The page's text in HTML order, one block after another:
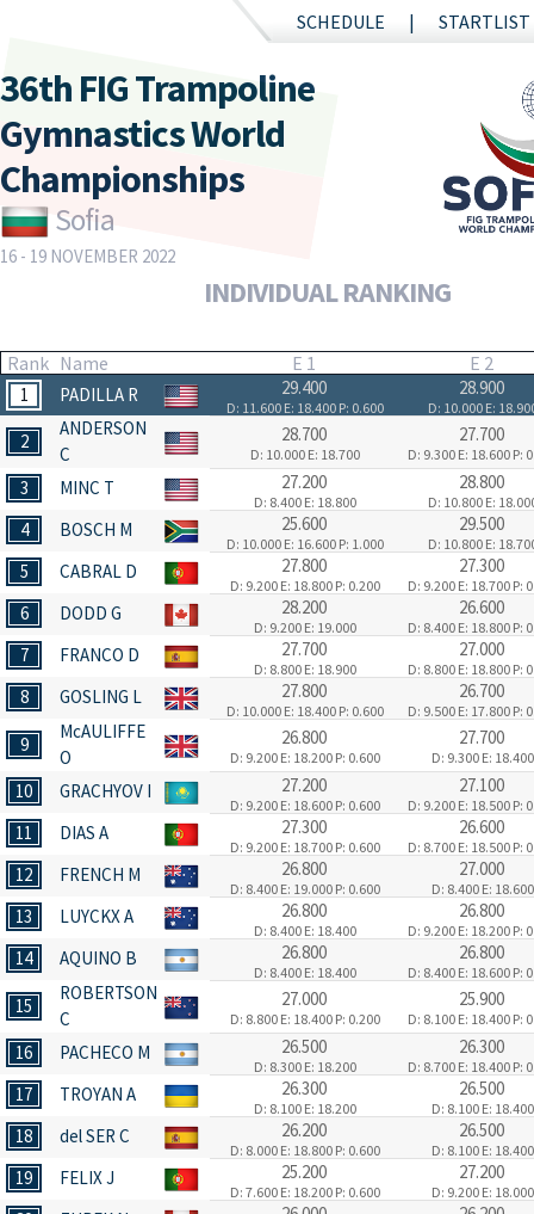
SCHEDULE STARTLIST
36th FIG Trampoline
Gymnastics World
Championships
Sofia
16 - 19 NOVEMBER 2022
INDIVIDUAL RANKING
Rank Name E 1 E 2
1 PADILLA R 29.400
D: 11.600 E: 18.400 P: 0.600
28.900
D: 10.000 E:
2
ANDERSON
C
28.700
D: 10.000 E: 18.700
27.700
D: 9.300 E: 18.600 P:
3 MINC T 27.200
D: 8.400 E: 18.800
28.800
D: 10.800 E:
4 BOSCH M 25.600
D: 10.000 E: 16.600 P: 1.000
29.500
D: 10.800 E:
5 CABRAL D 27.800
D: 9.200 E: 18.800 P: 0.200
27.300
D: 9.200 E: 18.700 P:
6 DODD G 28.200
D: 9.200 E: 19.000
26.600
D: 8.400 E: 18.800 P:
7 FRANCO D 27.700
D: 8.800 E: 18.900
27.000
D: 8.800 E: 18.800 P:
8 GOSLING L 27.800
D: 10.000 E: 18.400 P: 0.600
26.700
D: 9.500 E: 17.800 P:
9
McAULIFFE
O
26.800
D: 9.200 E: 18.200 P: 0.600
27.700
D: 9.300 E: 18.400
10 GRACHYOV I 27.200
D: 9.200 E: 18.600 P: 0.600
27.100
D: 9.200 E: 18.500 P:
11 DIAS A 27.300
D: 9.200 E: 18.700 P: 0.600
26.600
D: 8.700 E: 18.500 P:
12 FRENCH M 26.800
D: 8.400 E: 19.000 P: 0.600
27.000
D: 8.400 E: 18.600
13 LUYCKX A 26.800
D: 8.400 E: 18.400
26.800
D: 9.200 E: 18.200 P:
14 AQUINO B 26.800
D: 8.400 E: 18.400
26.800
D: 8.400 E: 18.600 P:
15
ROBERTSON
C
27.000
D: 8.800 E: 18.400 P: 0.200
25.900
D: 8.100 E: 18.400 P:
16 PACHECO M 26.500
D: 8.300 E: 18.200
26.300
D: 8.700 E: 18.400 P:
17 TROYAN A 26.300
D: 8.100 E: 18.200
26.500
D: 8.100 E: 18.400
18 del SER C 26.200
D: 8.000 E: 18.800 P: 0.600
26.500
D: 8.100 E: 18.400
19 FELIX J 25.200
D: 7.600 E: 18.200 P: 0.600
27.200
D: 9.200 E: 18.000